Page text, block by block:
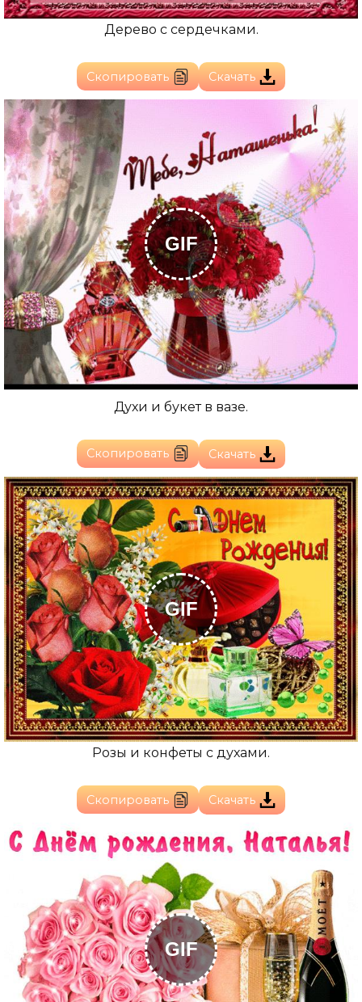
Дерево с сердечками.
Скопировать Скачать
GIF
Духи и букет в вазе.
Скопировать Скачать
GIF
Розы и конфеты с духами.
Скопировать Скачать
GIF